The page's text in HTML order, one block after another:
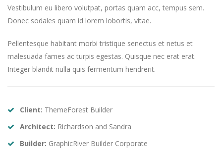
Vestibulum eu libero volutpat, portas quam acc, tempus sem.
Donec sodales quam id lorem lobortis, vitae.
Pellentesque habitant morbi tristique senectus et netus et
malesuada fames ac turpis egestas. Quisque nec erat erat.
Integer blandit nulla quis fermentum hendrerit.
Client: ThemeForest Builder
Architect: Richardson and Sandra
Builder: GraphicRiver Builder Corporate